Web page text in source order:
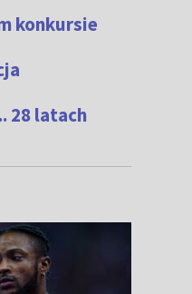
konkursie
28 latach